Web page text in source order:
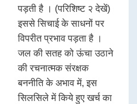
पड़ती है । (परिशिष्ट २ देखें)
इससे सिचाई के साधनों पर
विपरीत प्रभाव पड़ता है ।
जल की सतह को ऊंचा उठाने
की रचनात्मक संरक्षक
बननीति के अभाव में, इस
सिलसिले में किये हुए खर्च का